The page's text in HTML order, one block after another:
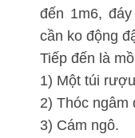
đến 1m6,
cần ko động
Tiếp đến là
1) Một túi
2) Thóc ngâm
3) Cám ngô.